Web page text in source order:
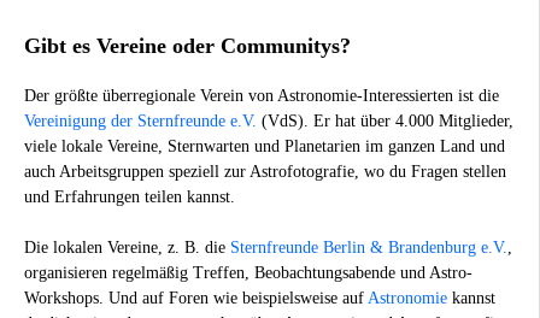
Gibt es Vereine oder Communitys?
Der größte überregionale Verein von Astronomie-Interessierten ist die
Vereinigung der Sternfreunde e.V. (VdS). Er hat über 4.000 Mitglieder,
viele lokale Vereine, Sternwarten und Planetarien im ganzen Land und
auch Arbeitsgruppen speziell zur Astrofotografie, wo du Fragen stellen
und Erfahrungen teilen kannst.
Die lokalen Vereine, z. B. die Sternfreunde Berlin & Brandenburg e.V.
organisieren regelmäßig Treffen, Beobachtungsabende und Astro-
Workshops. Und auf Foren wie beispielsweise auf Astronomie kannst